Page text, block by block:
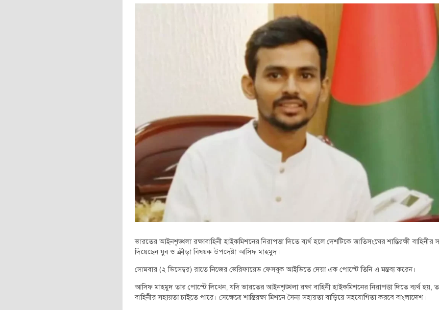
ভারতের আইনশৃঙ্খলা রক্ষাবাহিনী হাইকমিশনের নিরাপত্তা দিতে ব্যর্থ হলে দেশটিকে জাতিসংঘের শান্তিরক্ষী বাহিনীর
দিয়েছেন যুব ও ক্রীড়া বিষয়ক উপদেষ্টা আসিফ মাহমুদ।
সোমবার (২ ডিসেম্বর) রাতে নিজের ভেরিফায়েড ফেসবুক আইডিতে দেয়া এক পোস্টে তিনি এ মন্তব্য করেন।
আসিফ মাহমুদ তার পোস্টে লিখেন, যদি ভারতের আইনশৃঙ্খলা রক্ষা বাহিনী হাইকমিশনের নিরাপত্তা দিতে ব্যর্থ হয়,
বাহিনীর সহায়তা চাইতে পারে। সেক্ষেত্রে শান্তিরক্ষা মিশনে সৈন্য সহায়তা বাড়িয়ে সহযোগিতা করবে বাংলাদেশ।